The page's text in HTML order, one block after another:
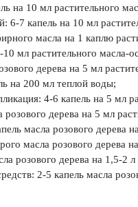
на 10 мл растительного
6-7 капель на 10 мл
масла на 1 каплю
мл растительного масла-
дерева на 5 мл
на 200 мл теплой воды;
4-6 капель на 5 мл
розового дерева на 5 мл
масла розового дерева
масла розового дерева
розового дерева на 1,5-2
2-5 капель масла